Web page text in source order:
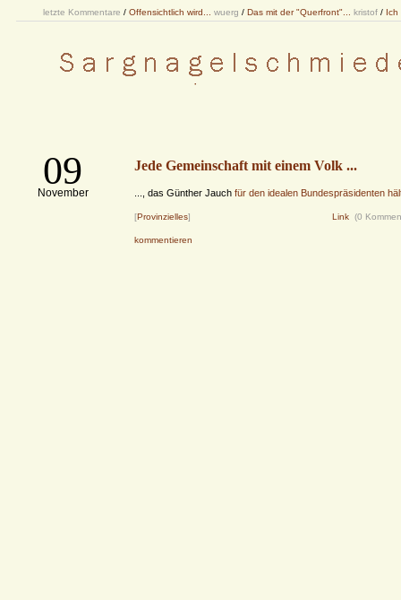
letzte Kommentare / Offensichtlich wird... wuerg / Das mit der "Querfront"... kristof / Ich
09
November
Jede Gemeinschaft mit einem Volk ...
..., das Günther Jauch für den idealen Bundespräsidenten
[Provinzielles] Link (0
kommentieren